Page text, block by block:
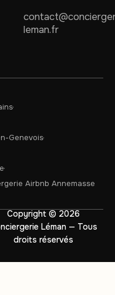
leman.fr
Genevois
Airbnb Annemasse
Copyright © 2026
Léman — Tous
droits réservés